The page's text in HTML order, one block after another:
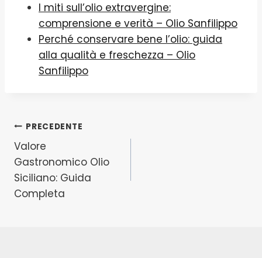
I miti sull’olio extravergine:
comprensione e verità – Olio Sanfilippo
Perché conservare bene l’olio: guida
alla qualità e freschezza – Olio
Sanfilippo
PRECEDENTE
Valore
Gastronomico Olio
Siciliano: Guida
Completa